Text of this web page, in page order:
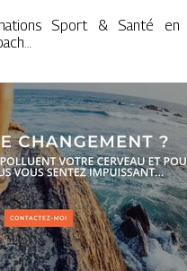
Sport & Santé en